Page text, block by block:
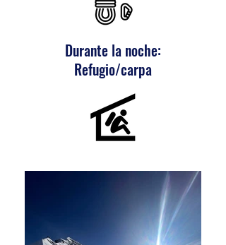
Durante la noche:
Refugio/carpa